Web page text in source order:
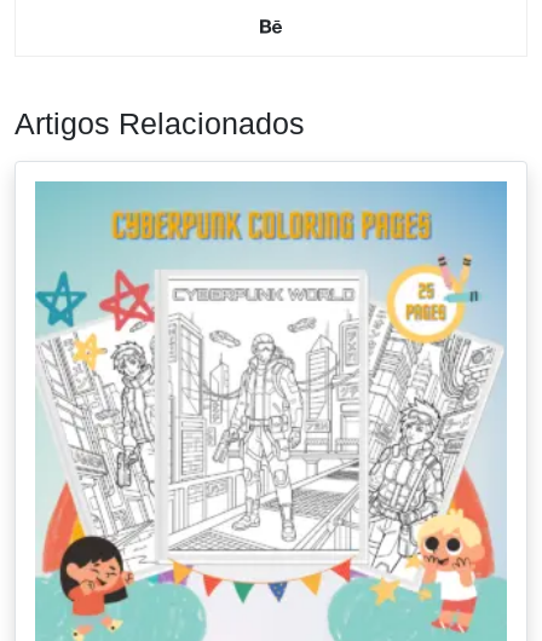
Artigos Relacionados